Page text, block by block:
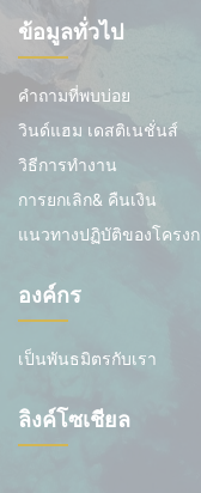
ข้อมูลทั่วไป
คำถามที่พบบ่อย
วินด์แฮม เดสติเนชั่นส์
วิธีการทำงาน
การยกเลิก& คืนเงิน
แนวทางปฏิบัติของโครง
องค์กร
เป็นพันธมิตรกับเรา
ลิงค์โซเชียล